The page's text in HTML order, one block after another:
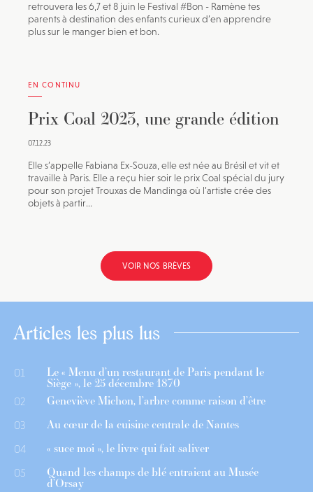
retrouvera les 6,7 et 8 juin le Festival #Bon - Ramène tes
parents à destination des enfants curieux d’en apprendre
plus sur le manger bien et bon.
EN CONTINU
Prix Coal 2023, une grande édition
07.12.23
Elle s’appelle Fabiana Ex-Souza, elle est née au Brésil et vit et
travaille à Paris. Elle a reçu hier soir le prix Coal spécial du jury
pour son projet Trouxas de Mandinga où l’artiste crée des
objets à partir...
VOIR NOS BRÈVES
Articles les plus lus
01 Le « Menu d’un restaurant de Paris pendant le
Siège », le 25 décembre 1870
02 Geneviève Michon, l’arbre comme raison d’être
03 Au cœur de la cuisine centrale de Nantes
04 « suce moi », le livre qui fait saliver
05 Quand les champs de blé entraient au Musée
d’Orsay